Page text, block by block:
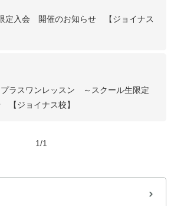
定入会 開催のお知らせ 【ジョイナス
ラスワンレッスン ～スクール生限定
ジョイナス校】
1/1